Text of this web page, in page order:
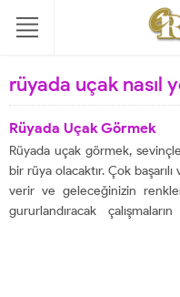
rüyada uçak nasıl
Rüyada Uçak Görmek
Rüyada uçak görmek,
bir rüya olacaktır. Çok
verir ve geleceğinizin
gururlandıracak